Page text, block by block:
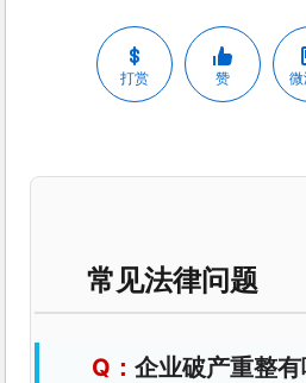
打赏 赞 微
常见法律问题
企业破产重整